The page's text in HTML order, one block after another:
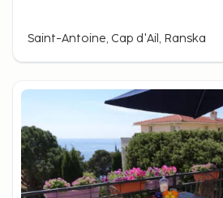
Saint-Antoine, Cap d'Ail, Ranska